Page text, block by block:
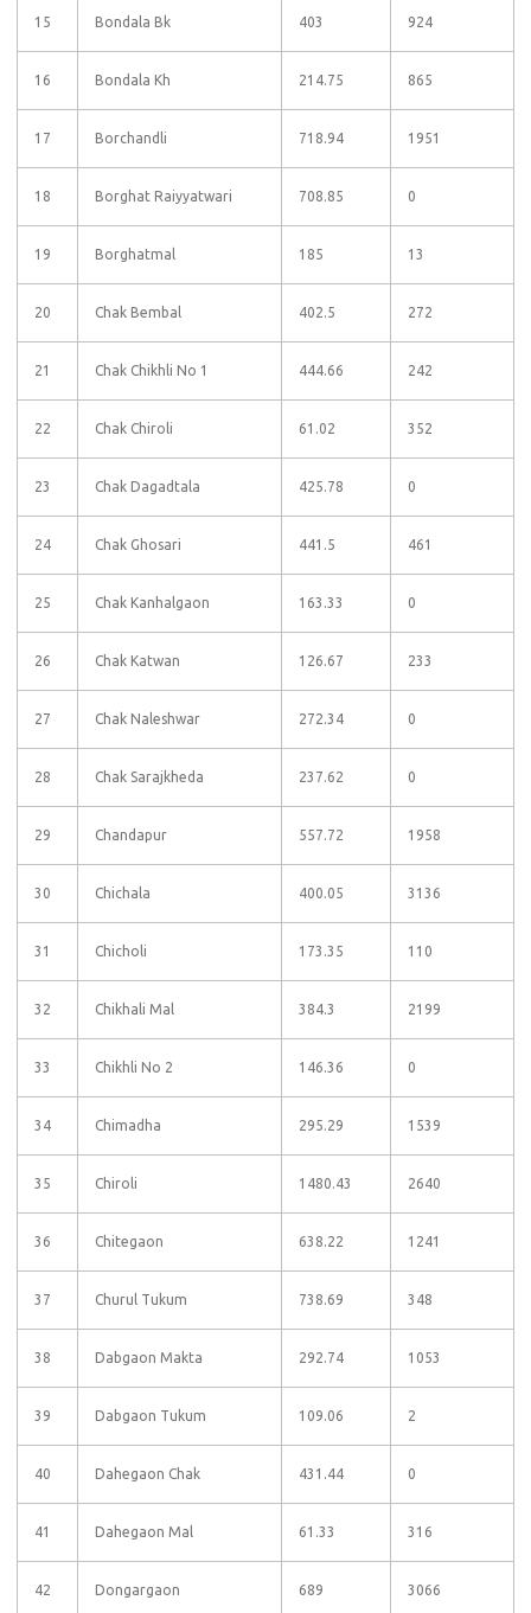
15 Bondala Bk 403 924
16 Bondala Kh 214.75 865
17 Borchandli 718.94 1951
18 Borghat Raiyyatwari 708.85 0
19 Borghatmal 185 13
20 Chak Bembal 402.5 272
21 Chak Chikhli No 1 444.66 242
22 Chak Chiroli 61.02 352
23 Chak Dagadtala 425.78 0
24 Chak Ghosari 441.5 461
25 Chak Kanhalgaon 163.33 0
26 Chak Katwan 126.67 233
27 Chak Naleshwar 272.34 0
28 Chak Sarajkheda 237.62 0
29 Chandapur 557.72 1958
30 Chichala 400.05 3136
31 Chicholi 173.35 110
32 Chikhali Mal 384.3 2199
33 Chikhli No 2 146.36 0
34 Chimadha 295.29 1539
35 Chiroli 1480.43 2640
36 Chitegaon 638.22 1241
37 Churul Tukum 738.69 348
38 Dabgaon Makta 292.74 1053
39 Dabgaon Tukum 109.06 2
40 Dahegaon Chak 431.44 0
41 Dahegaon Mal 61.33 316
42 Dongargaon 689 3066